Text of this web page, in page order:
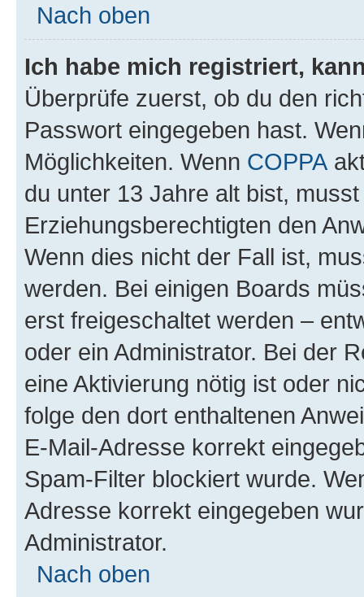
Nach oben
Ich habe mich registriert,
Überprüfe zuerst, ob du den
Passwort eingegeben hast.
Möglichkeiten. Wenn COPPA
du unter 13 Jahre alt bist,
Erziehungsberechtigten den
Wenn dies nicht der Fall ist,
werden. Bei einigen Boards
erst freigeschaltet werden –
oder ein Administrator. Bei der
eine Aktivierung nötig ist oder
folge den dort enthaltenen
E-Mail-Adresse korrekt
Spam-Filter blockiert wurde.
Adresse korrekt eingegeben
Administrator.
Nach oben